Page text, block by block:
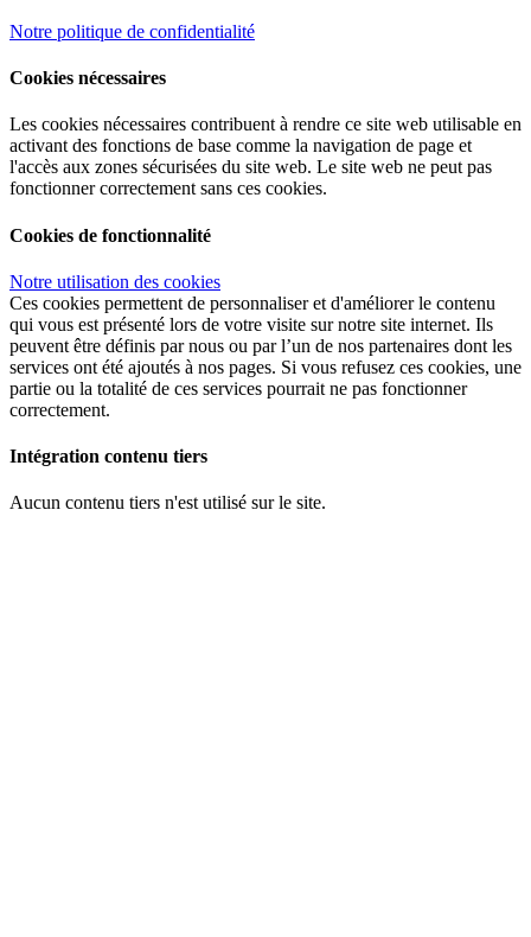
Notre politique de confidentialité
Cookies nécessaires
Les cookies nécessaires contribuent à rendre ce site web utilisable en
activant des fonctions de base comme la navigation de page et
l'accès aux zones sécurisées du site web. Le site web ne peut pas
fonctionner correctement sans ces cookies.
Cookies de fonctionnalité
Notre utilisation des cookies
Ces cookies permettent de personnaliser et d'améliorer le contenu
qui vous est présenté lors de votre visite sur notre site internet. Ils
peuvent être définis par nous ou par l’un de nos partenaires dont les
services ont été ajoutés à nos pages. Si vous refusez ces cookies, une
partie ou la totalité de ces services pourrait ne pas fonctionner
correctement.
Intégration contenu tiers
Aucun contenu tiers n'est utilisé sur le site.